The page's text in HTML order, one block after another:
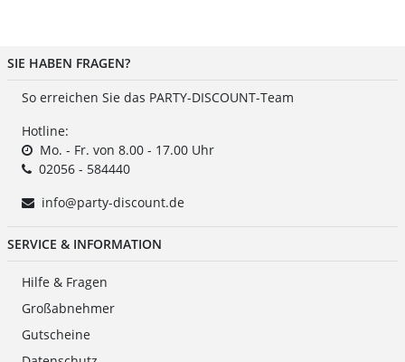
SIE HABEN FRAGEN?
So erreichen Sie das PARTY-DISCOUNT-Team
Hotline:
Mo. - Fr. von 8.00 - 17.00 Uhr
02056 - 584440
info@party-discount.de
SERVICE & INFORMATION
Hilfe & Fragen
Großabnehmer
Gutscheine